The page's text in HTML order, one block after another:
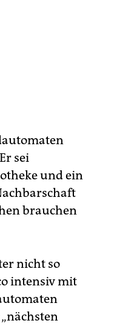
sei
und ein
brauchen
nicht so
intensiv mit